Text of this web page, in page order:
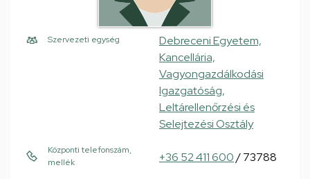
Szervezeti egység
Debreceni Egyetem,
Kancellária,
Vagyongazdálkodási
Igazgatóság,
Leltárellenőrzési és
Selejtezési Osztály
Központi telefonszám,
mellék
+36 52 411 600/ 73788